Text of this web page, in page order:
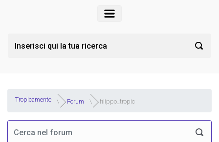
Tropicamente Forum filippo_tropic